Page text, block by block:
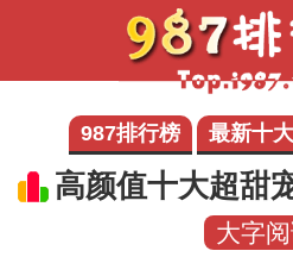
987排行榜 最新十
高颜值十大超甜
大字